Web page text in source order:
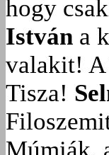
hogy
István a
valakit!
Tisza!